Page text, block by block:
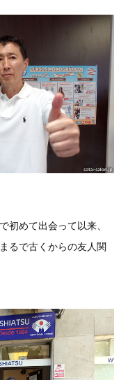
初めて出会って以来、
るで古くからの友人関